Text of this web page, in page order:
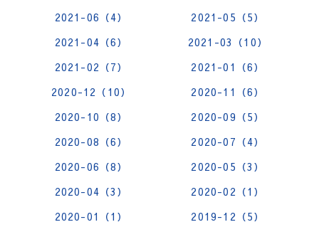
2021-06（4）
2021-05（5）
2021-04（6）
2021-03（10）
2021-02（7）
2021-01（6）
2020-12（10）
2020-11（6）
2020-10（8）
2020-09（5）
2020-08（6）
2020-07（4）
2020-06（8）
2020-05（3）
2020-04（3）
2020-02（1）
2020-01（1）
2019-12（5）